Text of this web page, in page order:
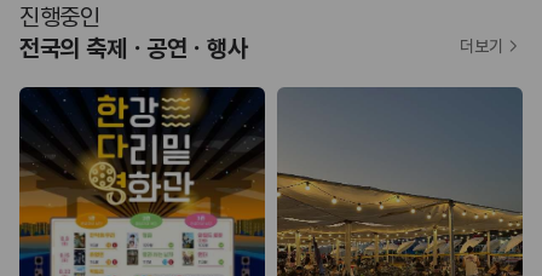
진행중인
전국의 축제ㆍ공연ㆍ행사
더보기